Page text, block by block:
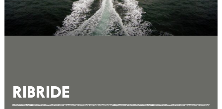
RIBRIDE